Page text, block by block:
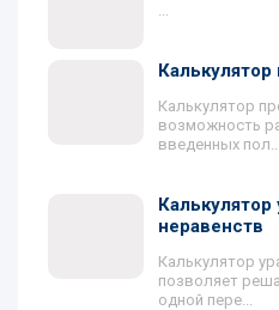
...
Калькулятор
возможность
введенных пол...
Калькулятор
неравенств
Калькулятор
позволяет
одной пере...